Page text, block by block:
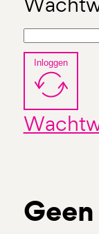
Inloggen